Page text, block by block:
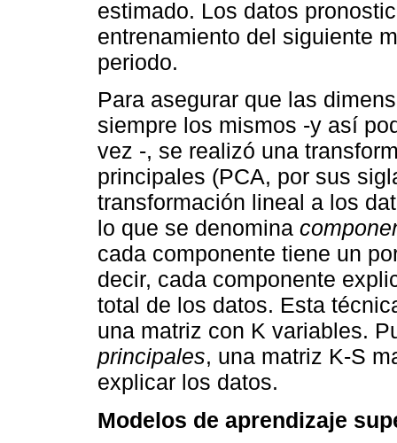
estimado. Los datos
entrenamiento del siguiente
periodo.
Para asegurar que las
siempre los mismos -y así
vez -, se realizó una
principales (PCA, por sus
transformación lineal a los
lo que se denomina
cada componente tiene un
decir, cada componente
total de los datos. Esta
una matriz con K variables.
principales, una matriz K-S
explicar los datos.
Modelos de aprendizaje